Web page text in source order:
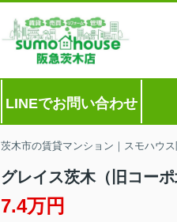
LINEでお問い合わせ
茨木市の賃貸マンション｜スモハウ
グレイス茨木（旧コーポ
7.4万円